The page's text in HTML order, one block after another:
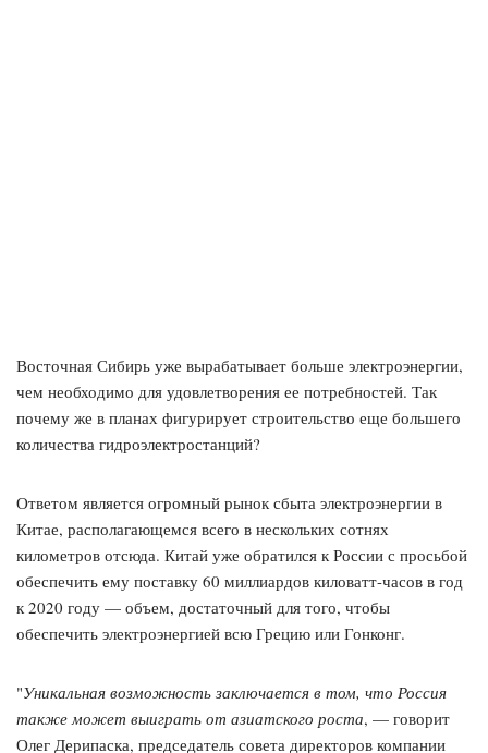
Восточная Сибирь уже вырабатывает больше электроэнергии,
чем необходимо для удовлетворения ее потребностей. Так
почему же в планах фигурирует строительство еще большего
количества гидроэлектростанций?
Ответом является огромный рынок сбыта электроэнергии в
Китае, располагающемся всего в нескольких сотнях
километров отсюда. Китай уже обратился к России с просьбой
обеспечить ему поставку 60 миллиардов киловатт-часов в год
к 2020 году — объем, достаточный для того, чтобы
обеспечить электроэнергией всю Грецию или Гонконг.
"Уникальная возможность заключается в том, что Россия
также может выиграть от азиатского роста, — говорит
Олег Дерипаска, председатель совета директоров компании